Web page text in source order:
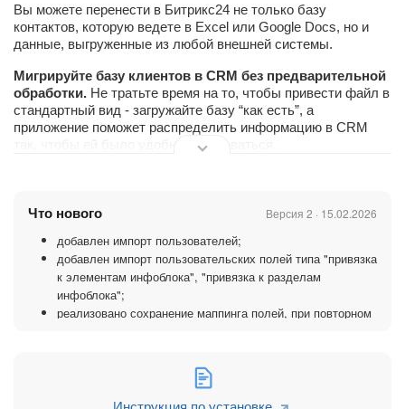
Вы можете перенести в Битрикс24 не только базу
контактов, которую ведете в Excel или Google Docs, но и
данные, выгруженные из любой внешней системы.
Мигрируйте базу клиентов в CRM без предварительной
обработки. Не тратьте время на то, чтобы привести файл в
стандартный вид - загружайте базу “как есть”, а
приложение поможет распределить информацию в CRM
так, чтобы ей было удобно пользоваться.
файла и даст возможность обновить или дополнить данные
дубликатов.
Экспериментируйте.Если вам не понравится результат,
отмените последнюю загрузку и попробуйте снова. Вся
загруженная информация будет удалена, а данные,
Что нового Версия 2 · 15.02.2026
добавлен импорт пользователей;
добавлен импорт пользовательских полей типа "привязка
к элементам инфоблока", "привязка к разделам
инфоблока";
реализовано сохранение маппинга полей, при повторном